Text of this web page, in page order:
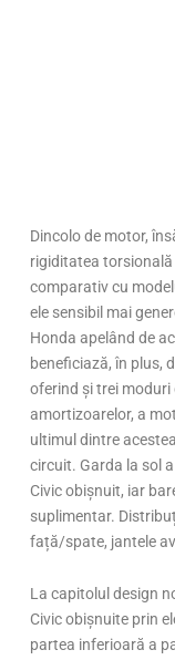
Dincolo de motor,
rigiditatea
comparativ cu
ele sensibil mai
Honda apelând de
beneficiază, în plus,
oferind și trei moduri
amortizoarelor, a
ultimul dintre
circuit. Garda la sol
Civic obișnuit, iar
suplimentar.
față/spate, jantele
La capitolul design
Civic obișnuite prin
partea inferioară a